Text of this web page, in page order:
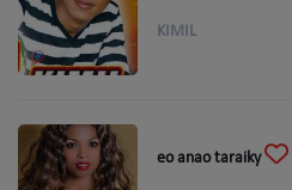
CHRISTIAN SHOW
INTERVIEW
Agenda
KIMIL
eo anao taraiky